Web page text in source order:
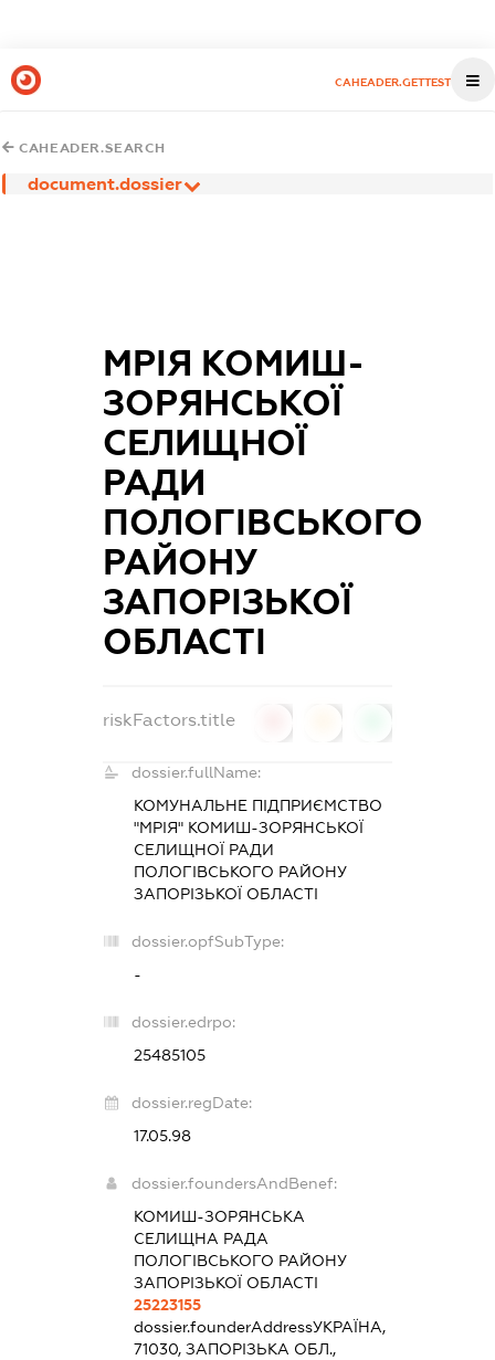
CAHEADER.GETTEST
CAHEADER.SEARCH
document.dossier
МРІЯ КОМИШ-
ЗОРЯНСЬКОЇ
СЕЛИЩНОЇ
РАДИ
ПОЛОГІВСЬКОГО
РАЙОНУ
ЗАПОРІЗЬКОЇ
ОБЛАСТІ
riskFactors.title
dossier.fullName:
КОМУНАЛЬНЕ ПІДПРИЄМСТВО
"МРІЯ" КОМИШ-ЗОРЯНСЬКОЇ
СЕЛИЩНОЇ РАДИ
ПОЛОГІВСЬКОГО РАЙОНУ
ЗАПОРІЗЬКОЇ ОБЛАСТІ
dossier.opfSubType:
-
dossier.edrpo:
25485105
dossier.regDate:
17.05.98
dossier.foundersAndBenef:
КОМИШ-ЗОРЯНСЬКА
СЕЛИЩНА РАДА
ПОЛОГІВСЬКОГО РАЙОНУ
ЗАПОРІЗЬКОЇ ОБЛАСТІ
25223155
dossier.founderAddressУКРАЇНА,
71030, ЗАПОРІЗЬКА ОБЛ.,